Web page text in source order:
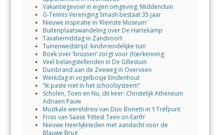
Vakantiegevoel in eigen omgeving: Middenduin
G-Tennis Vereniging Smash bestaat 35 jaar
Nieuwe inspiratie in ‘Kleinste Museum’
Buitenplaatswandeling over De Hartekamp
Taxatiemiddag in Zandvoort
Tuinenwedstrijd: kindvriendelijke tuin
Boek over ‘brussen’ zorgt voor (h)erkenning
Veel belangstellenden in De Gillestuin
Duinbrand aan de Zeeweg in Overveen
Werkdag in vogelbosje Eindenhout
“Ik paste niet in het schoolsysteem”
Scholen, Toen en Nu, dit keer: Christelijk Atheneum
Adriaen Pauw
Muzikale wereldreis van Duo Bonetti in ’t Trefpunt
Friso van Saase ‘Fittest Teen on Earth’
Nieuwe HeerlijkHeden met aandacht voor de
Blauwe Brug